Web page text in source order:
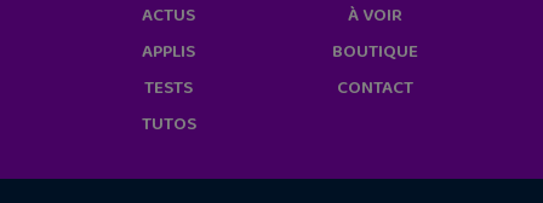
ACTUS
APPLIS
TESTS
TUTOS
À VOIR
BOUTIQUE
CONTACT